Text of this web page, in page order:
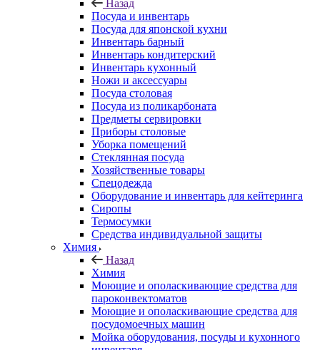
Назад
Посуда и инвентарь
Посуда для японской кухни
Инвентарь барный
Инвентарь кондитерский
Инвентарь кухонный
Ножи и аксессуары
Посуда столовая
Посуда из поликарбоната
Предметы сервировки
Приборы столовые
Уборка помещений
Стеклянная посуда
Хозяйственные товары
Спецодежда
Оборудование и инвентарь для кейтеринга
Сиропы
Термосумки
Средства индивидуальной защиты
Химия
Назад
Химия
Моющие и ополаскивающие средства для
пароконвектоматов
Моющие и ополаскивающие средства для
посудомоечных машин
Мойка оборудования, посуды и кухонного